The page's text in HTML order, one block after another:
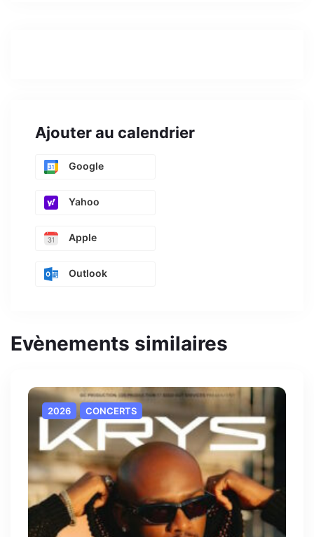
Ajouter au calendrier
Google
Yahoo
Apple
Outlook
Evènements similaires
2026 CONCERTS